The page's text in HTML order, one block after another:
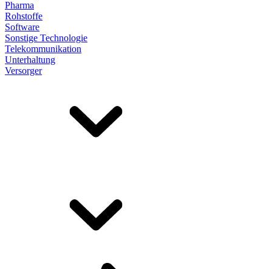
Pharma
Rohstoffe
Software
Sonstige Technologie
Telekommunikation
Unterhaltung
Versorger